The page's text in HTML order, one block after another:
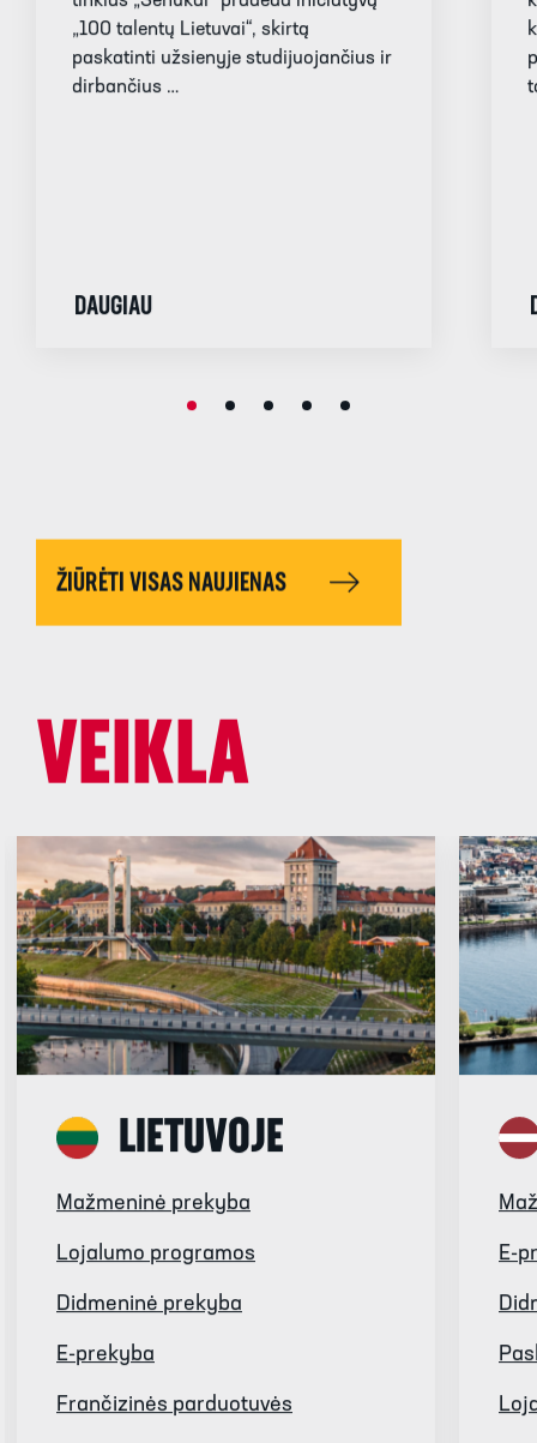
„100 talentų Lietuvai“, skirtą
paskatinti užsienyje studijuojančius ir
dirbančius …
DAUGIAU
ŽIŪRĖTI VISAS NAUJIENAS
VEIKLA
LIETUVOJE
Mažmeninė prekyba
Lojalumo programos
Didmeninė prekyba
E-prekyba
Frančizinės parduotuvės
E-